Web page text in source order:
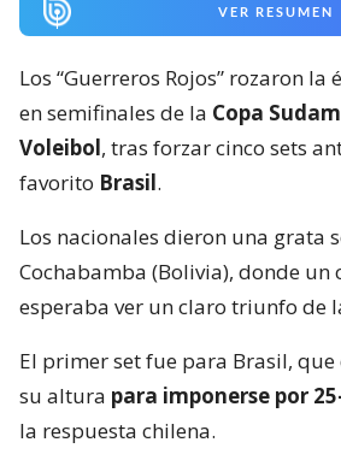
VER RESUMEN
Los “Guerreros Rojos” rozaron la
en semifinales de la Copa
Voleibol, tras forzar cinco sets
favorito Brasil.
Los nacionales dieron una grata
Cochabamba (Bolivia), donde un
esperaba ver un claro triunfo de
El primer set fue para Brasil,
su altura para imponerse por
la respuesta chilena.